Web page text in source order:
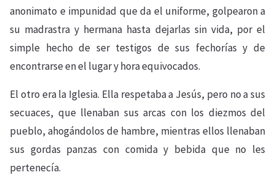
anonimato e impunidad que da el uniforme, golpearon a
su madrastra y hermana hasta dejarlas sin vida, por el
simple hecho de ser testigos de sus fechorías y de
encontrarse en el lugar y hora equivocados.
El otro era la Iglesia. Ella respetaba a Jesús, pero no a sus
secuaces, que llenaban sus arcas con los diezmos del
pueblo, ahogándolos de hambre, mientras ellos llenaban
sus gordas panzas con comida y bebida que no les
pertenecía.